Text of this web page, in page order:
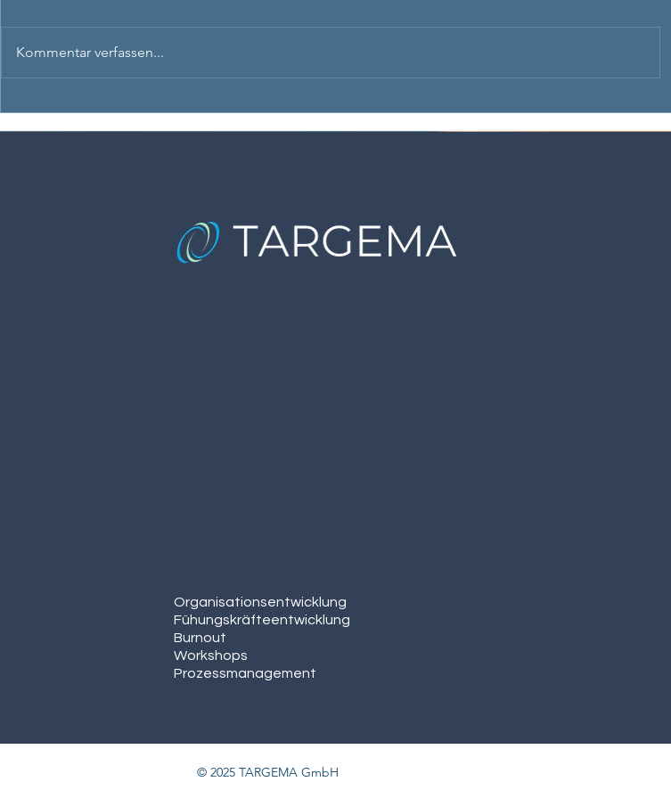
Perma Lead
mehr Resilienz
Kommentar verfassen...
Organisationsentwicklung
Fühungskräfteentwicklung
Burnout
Workshops
Prozessmanagement
© 2025 TARGEMA GmbH